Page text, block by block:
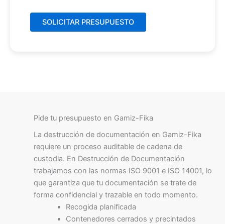
Pide tu presupuesto en Gamiz-Fika
La destrucción de documentación en Gamiz-Fika
requiere un proceso auditable de cadena de
custodia. En Destrucción de Documentación
trabajamos con las normas ISO 9001 e ISO 14001, lo
que garantiza que tu documentación se trate de
forma confidencial y trazable en todo momento.
Recogida planificada
Contenedores cerrados y precintados